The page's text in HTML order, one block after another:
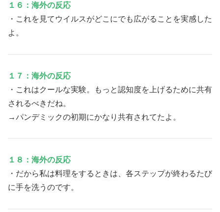
１６：海外の反応
・これを見てウイルスがどこにでも広がることを実感した
よ。
１７：海外の反応
・これはクールな実験。もっと認知度を上げるために共有
されるべきだね。
→パンデミックの初期にかなり共有されてたよ。
１８：海外の反応
・だから私は料理をするときは、各ステップが終わるたび
に手を洗うのです。